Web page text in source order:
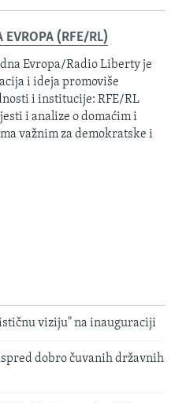
EVROPA (RFE/RL)
Evropa/Radio Liberty je
i ideja promoviše
i institucije: RFE/RL
i analize o domaćim i
važnim za demokratske i
viziju" na inauguraciji
dobro čuvanih državnih